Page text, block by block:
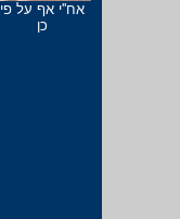
אח''י אף על פי
כן